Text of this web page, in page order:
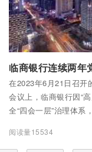
临商银行连续两年
在2023年6月21日召开
会议上，临商银行因“
全“四会一层”治理体系
程；持续深化理论武
阅读量15534